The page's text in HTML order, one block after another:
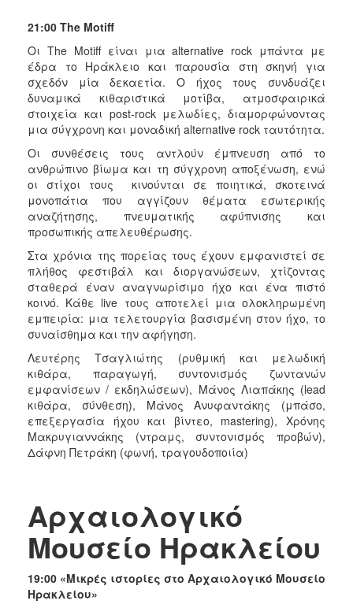
21:00 The Motiff
Οι The Motiff είναι μια alternative rock μπάντα με
έδρα το Ηράκλειο και παρουσία στη σκηνή για
σχεδόν μία δεκαετία. Ο ήχος τους συνδυάζει
δυναμικά κιθαριστικά μοτίβα, ατμοσφαιρικά
στοιχεία και post‐rock μελωδίες, διαμορφώνοντας
μια σύγχρονη και μοναδική alternative rock ταυτότητα.
Οι συνθέσεις τους αντλούν έμπνευση από το
ανθρώπινο βίωμα και τη σύγχρονη αποξένωση, ενώ
οι στίχοι τους κινούνται σε ποιητικά, σκοτεινά
μονοπάτια που αγγίζουν θέματα εσωτερικής
αναζήτησης, πνευματικής αφύπνισης και
προσωπικής απελευθέρωσης.
Στα χρόνια της πορείας τους έχουν εμφανιστεί σε
πλήθος φεστιβάλ και διοργανώσεων, χτίζοντας
σταθερά έναν αναγνωρίσιμο ήχο και ένα πιστό
κοινό. Κάθε live τους αποτελεί μια ολοκληρωμένη
εμπειρία: μια τελετουργία βασισμένη στον ήχο, το
συναίσθημα και την αφήγηση.
Λευτέρης Τσαγλιώτης (ρυθμική και μελωδική
κιθάρα, παραγωγή, συντονισμός ζωντανών
εμφανίσεων / εκδηλώσεων), Μάνος Λιαπάκης (lead
κιθάρα, σύνθεση), Μάνος Ανυφαντάκης (μπάσο,
επεξεργασία ήχου και βίντεο, mastering), Χρόνης
Μακρυγιαννάκης (ντραμς, συντονισμός προβών),
Δάφνη Πετράκη (φωνή, τραγουδοποιία)
Αρχαιολογικό
Μουσείο Ηρακλείου
19:00 «Μικρές ιστορίες στο Αρχαιολογικό Μουσείο
Ηρακλείου»